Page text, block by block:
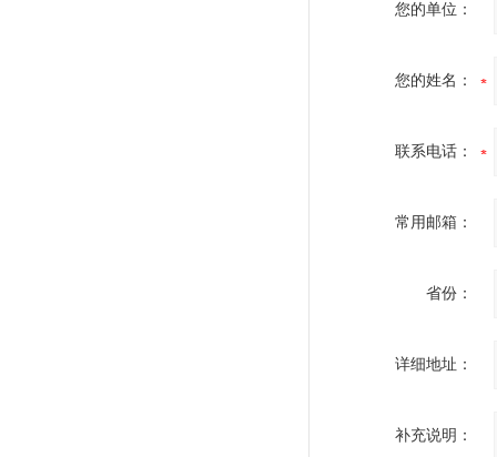
您的单位：
您的姓名：
联系电话：
常用邮箱：
省份：
详细地址：
补充说明：